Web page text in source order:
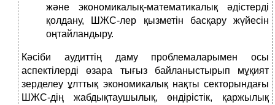
және экономикалық-математикалық әдістерді
қолдану, ШЖС-лер қызметін басқару жүйесін
оңтайландыру.
Кәсіби аудиттің даму проблемаларымен осы
аспектілерді өзара тығыз байланыстырып мұқият
зерделеу ұлттық экономикалық нақты секторындағы
ШЖС-дің жабдықтаушылық, өндірістік, қаржылық